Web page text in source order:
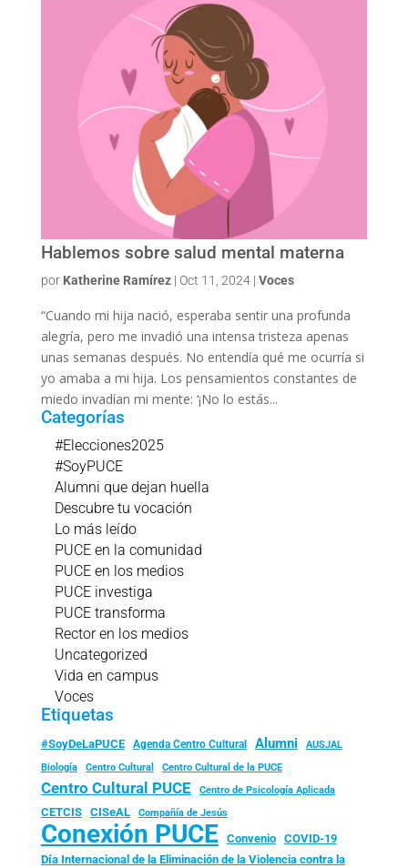
Hablemos sobre salud mental materna
por Katherine Ramírez| Oct 11, 2024| Voces
“Cuando mi hija nació, esperaba sentir una profunda
alegría, pero me invadió una intensa tristeza apenas
unas semanas después. No entendía qué me ocurría si
yo amaba a mi hija. Los pensamientos constantes de
miedo invadían mi mente: ‘¡No lo estás...
Categorías
#Elecciones2025
#SoyPUCE
Alumni que dejan huella
Descubre tu vocación
Lo más leído
PUCE en la comunidad
PUCE en los medios
PUCE investiga
PUCE transforma
Rector en los medios
Uncategorized
Vida en campus
Voces
Etiquetas
#SoyDeLaPUCE Agenda Centro Cultural Alumni
AUSJAL
Biología
Centro Cultural Centro Cultural de la PUCE
Centro Cultural PUCE Centro de Psicología Aplicada
CETCIS CISeAL Compañía de Jesús
Conexión PUCE Convenio
COVID-19
Día Internacional de la Eliminación de la Violencia contra la